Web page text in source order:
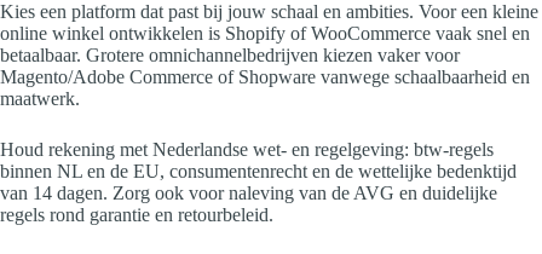
Kies een platform dat past bij jouw schaal en ambities. Voor een kleine
online winkel ontwikkelen is Shopify of WooCommerce vaak snel en
betaalbaar. Grotere omnichannelbedrijven kiezen vaker voor
Magento/Adobe Commerce of Shopware vanwege schaalbaarheid en
maatwerk.
Houd rekening met Nederlandse wet- en regelgeving: btw-regels
binnen NL en de EU, consumentenrecht en de wettelijke bedenktijd
van 14 dagen. Zorg ook voor naleving van de AVG en duidelijke
regels rond garantie en retourbeleid.